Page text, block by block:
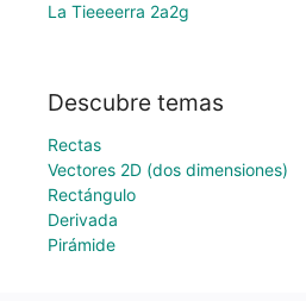
La Tieeeerra 2a2g
Descubre temas
Rectas
Vectores 2D (dos dimensiones)
Rectángulo
Derivada
Pirámide